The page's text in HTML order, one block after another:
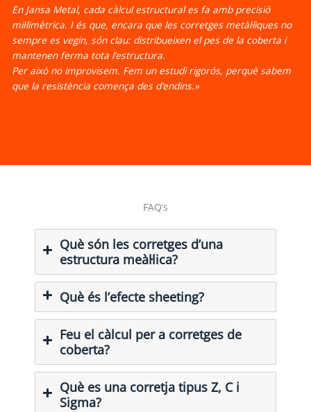
En Jansa Metal, cada càlcul estructural es fa amb precisió
mil·limètrica. I és que, encara que les corretges metàl·liques no
sempre es vegin, són clau: distribueixen el pes de la coberta i
mantenen ferma tota l’estructura.
Per això no improvisem. Fem un estudi rigorós, perquè sabem
que la resistència comença des d’endins.»
FAQ’s
Què són les corretges d’una
estructura meàl·lica?
Què és l’efecte sheeting?
Feu el càlcul per a corretges de
coberta?
Què es una corretja tipus Z, C i
Sigma?